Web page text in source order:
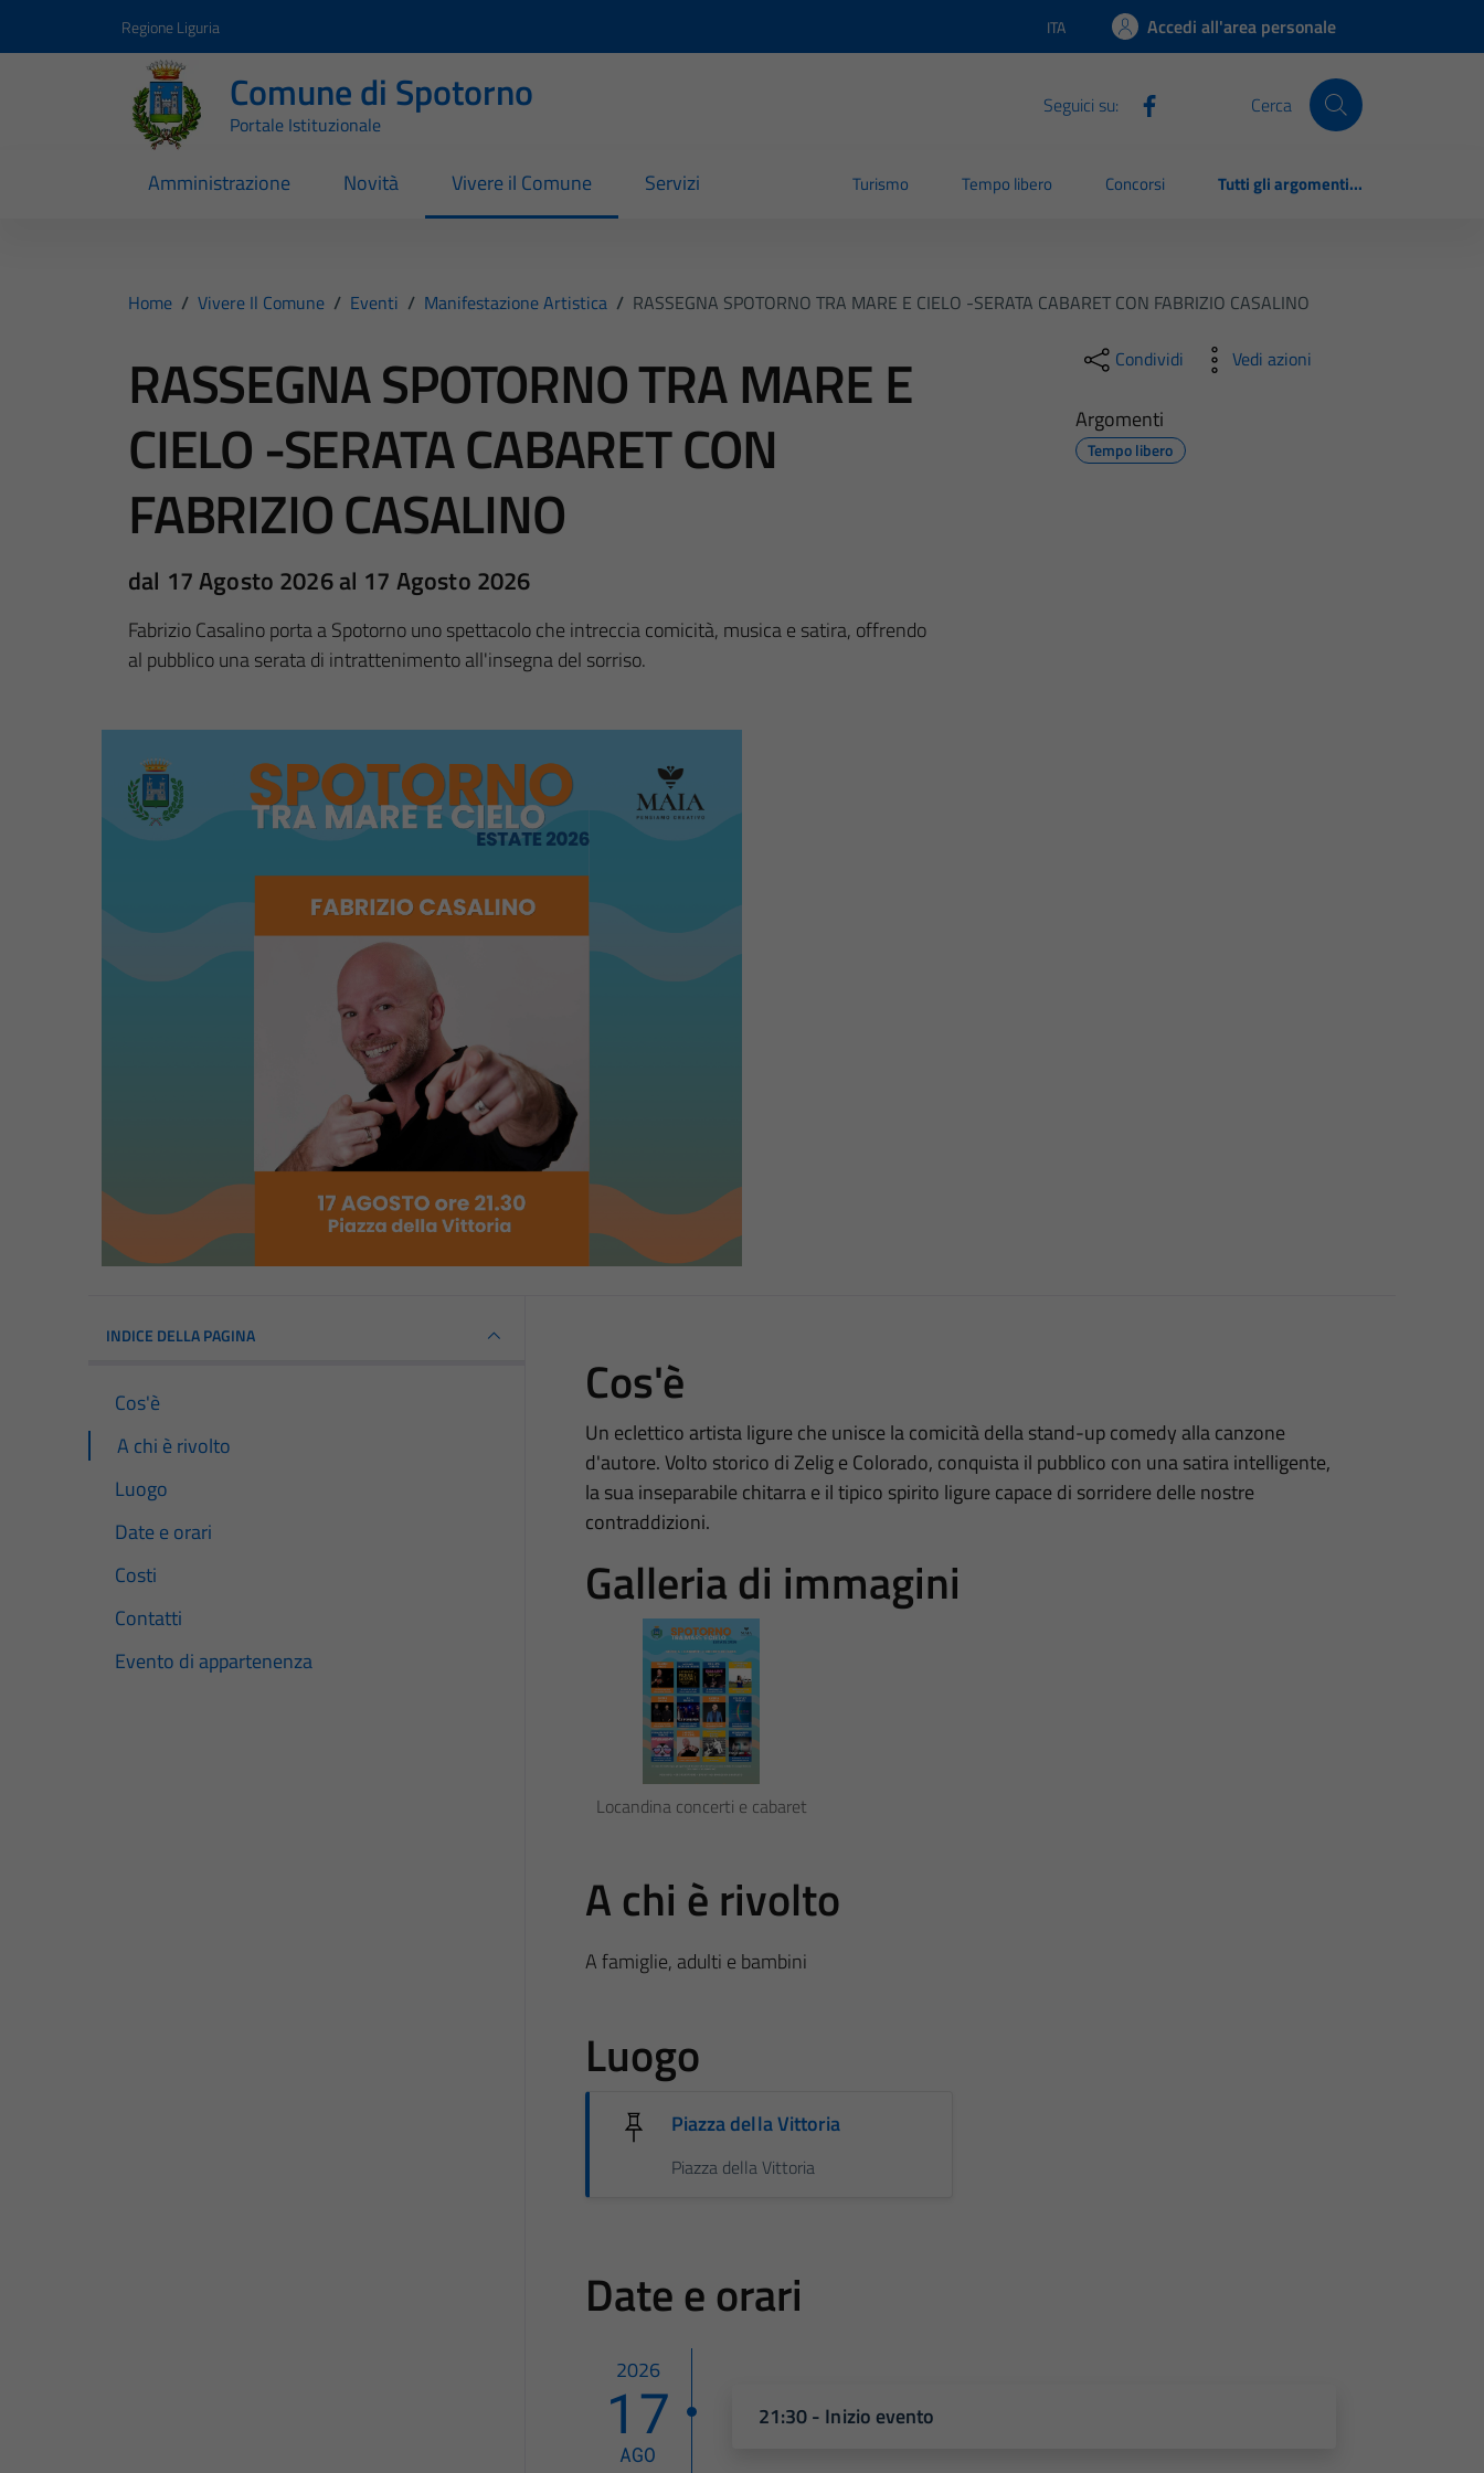
Regione Liguria Lingua attiva:
ITA Accedi all'area personale
Comune di Spotorno
Portale Istituzionale
Seguici su: Cerca
Amministrazione Novità Vivere il Comune Servizi Turismo Tempo libero Concorsi Tutti gli argomenti...
Home / Vivere Il Comune / Eventi / Manifestazione Artistica / RASSEGNA SPOTORNO TRA MARE E CIELO -SERATA CABARET CON FABRIZIO CASALINO
RASSEGNA SPOTORNO TRA MARE E
CIELO -SERATA CABARET CON
FABRIZIO CASALINO
dal 17 Agosto 2026 al 17 Agosto 2026
Fabrizio Casalino porta a Spotorno uno spettacolo che intreccia comicità, musica e satira, offrendo
al pubblico una serata di intrattenimento all'insegna del sorriso.
Condividi Vedi azioni
Argomenti
Tempo libero
INDICE DELLA PAGINA
Cos'è
A chi è rivolto
Luogo
Date e orari
Costi
Contatti
Evento di appartenenza
Cos'è
Un eclettico artista ligure che unisce la comicità della stand-up comedy alla canzone
d'autore. Volto storico di Zelig e Colorado, conquista il pubblico con una satira intelligente,
la sua inseparabile chitarra e il tipico spirito ligure capace di sorridere delle nostre
contraddizioni.
Galleria di immagini
Locandina concerti e cabaret
A chi è rivolto
A famiglie, adulti e bambini
Luogo
Piazza della Vittoria
Piazza della Vittoria
Date e orari
2026
17
AGO
21:30 - Inizio evento